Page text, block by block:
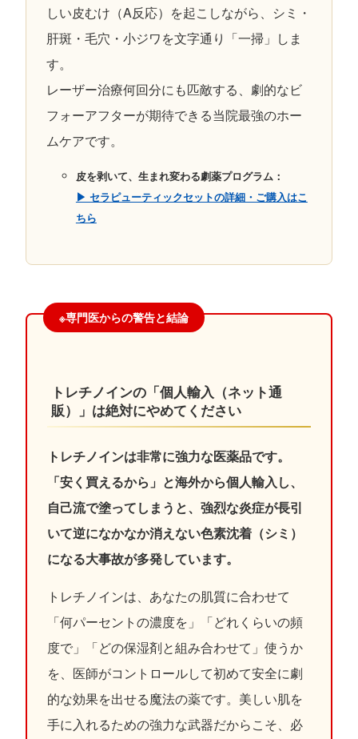
しい皮むけ（A反応）を起こしながら、シミ・
肝斑・毛穴・小ジワを文字通り「一掃」しま
す。
レーザー治療何回分にも匹敵する、劇的なビ
フォーアフターが期待できる当院最強のホー
ムケアです。
皮を剥いて、生まれ変わる劇薬プログラム：
▶︎ セラピューティックセットの詳細・ご購入はこ
ちら
※専門医からの警告と結論
トレチノインの「個人輸入（ネット通
販）」は絶対にやめてください
トレチノインは非常に強力な医薬品です。
「安く買えるから」と海外から個人輸入し、
自己流で塗ってしまうと、強烈な炎症が長引
いて逆になかなか消えない色素沈着（シミ）
になる大事故が多発しています。
トレチノインは、あなたの肌質に合わせて
「何パーセントの濃度を」「どれくらいの頻
度で」「どの保湿剤と組み合わせて」使うか
を、医師がコントロールして初めて安全に劇
的な効果を出せる魔法の薬です。美しい肌を
手に入れるための強力な武器だからこそ、必